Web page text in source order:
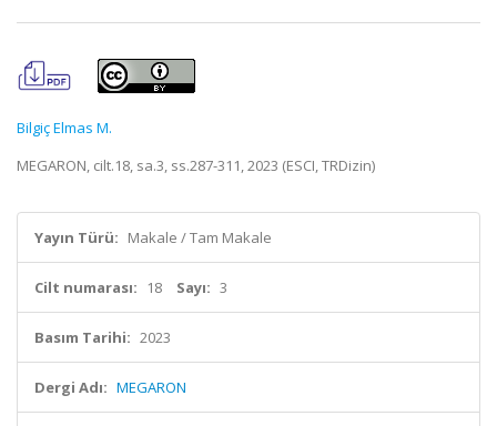
Bilgiç Elmas M.
MEGARON, cilt.18, sa.3, ss.287-311, 2023 (ESCI, TRDizin)
Yayın Türü: Makale / Tam Makale
Cilt numarası: 18 Sayı: 3
Basım Tarihi: 2023
Dergi Adı: MEGARON